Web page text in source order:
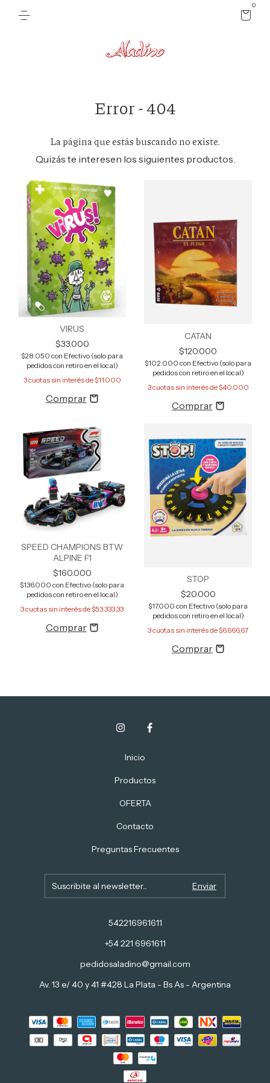
0
Error - 404
La página que estás buscando no existe.
Quizás te interesen los siguientes productos.
VIRUS
$33.000
$28.050 con Efectivo (solo para
pedidos con retiro en el local)
3cuotas sin interés de$11.000
CATAN
$120.000
$102.000 con Efectivo (solo para
pedidos con retiro en el local)
3cuotas sin interés de$40.000
SPEED CHAMPIONS BTW
ALPINE F1
$160.000
$136.000 con Efectivo (solo para
pedidos con retiro en el local)
3cuotas sin interés de$53.333,33
STOP
$20.000
$17.000 con Efectivo (solo para
pedidos con retiro en el local)
3cuotas sin interés de$6.666,67
Inicio
Productos
OFERTA
Contacto
Preguntas Frecuentes
542216961611
+54 221 6961611
pedidosaladino@gmail.com
Av. 13 e/ 40 y 41 #428 La Plata - Bs As - Argentina